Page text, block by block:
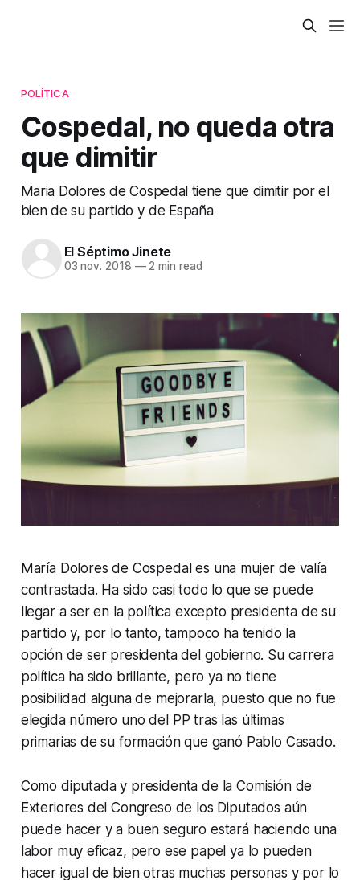
POLÍTICA
Cospedal, no queda otra
que dimitir
Maria Dolores de Cospedal tiene que dimitir por el
bien de su partido y de España
El Séptimo Jinete
03 nov. 2018 —2 min read
María Dolores de Cospedal es una mujer de valía
contrastada. Ha sido casi todo lo que se puede
llegar a ser en la política excepto presidenta de su
partido y, por lo tanto, tampoco ha tenido la
opción de ser presidenta del gobierno. Su carrera
política ha sido brillante, pero ya no tiene
posibilidad alguna de mejorarla, puesto que no fue
elegida número uno del PP tras las últimas
primarias de su formación que ganó Pablo Casado.
Como diputada y presidenta de la Comisión de
Exteriores del Congreso de los Diputados aún
puede hacer y a buen seguro estará haciendo una
labor muy eficaz, pero ese papel ya lo pueden
hacer igual de bien otras muchas personas y por lo